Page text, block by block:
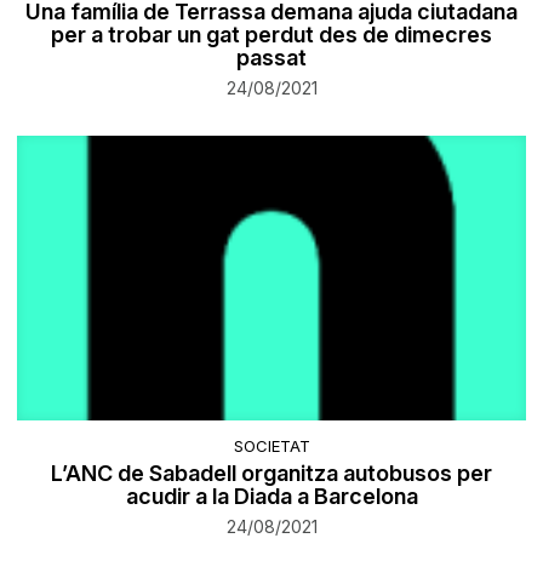
Una família de Terrassa demana ajuda ciutadana
per a trobar un gat perdut des de dimecres
passat
24/08/2021
SOCIETAT
L’ANC de Sabadell organitza autobusos per
acudir a la Diada a Barcelona
24/08/2021